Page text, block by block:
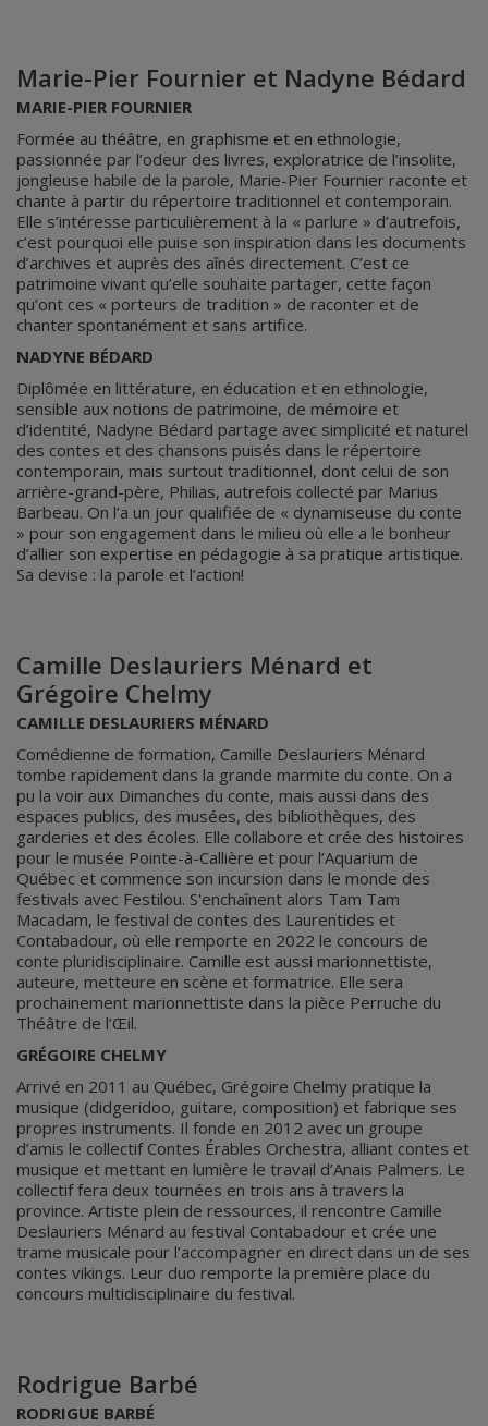
Marie-Pier Fournier et Nadyne Bédard
MARIE-PIER FOURNIER
Formée au théâtre, en graphisme et en ethnologie,
passionnée par l’odeur des livres, exploratrice de l’insolite,
jongleuse habile de la parole, Marie-Pier Fournier raconte et
chante à partir du répertoire traditionnel et contemporain.
Elle s’intéresse particulièrement à la « parlure » d’autrefois,
c’est pourquoi elle puise son inspiration dans les documents
d’archives et auprès des aînés directement. C’est ce
patrimoine vivant qu’elle souhaite partager, cette façon
qu’ont ces « porteurs de tradition » de raconter et de
chanter spontanément et sans artifice.
NADYNE BÉDARD
Diplômée en littérature, en éducation et en ethnologie,
sensible aux notions de patrimoine, de mémoire et
d’identité, Nadyne Bédard partage avec simplicité et naturel
des contes et des chansons puisés dans le répertoire
contemporain, mais surtout traditionnel, dont celui de son
arrière-grand-père, Philias, autrefois collecté par Marius
Barbeau. On l’a un jour qualifiée de « dynamiseuse du conte
» pour son engagement dans le milieu où elle a le bonheur
d’allier son expertise en pédagogie à sa pratique artistique.
Sa devise : la parole et l’action!
Camille Deslauriers Ménard et
Grégoire Chelmy
CAMILLE DESLAURIERS MÉNARD
Comédienne de formation, Camille Deslauriers Ménard
tombe rapidement dans la grande marmite du conte. On a
pu la voir aux Dimanches du conte, mais aussi dans des
espaces publics, des musées, des bibliothèques, des
garderies et des écoles. Elle collabore et crée des histoires
pour le musée Pointe-à-Callière et pour l’Aquarium de
Québec et commence son incursion dans le monde des
festivals avec Festilou. S'enchaînent alors Tam Tam
Macadam, le festival de contes des Laurentides et
Contabadour, où elle remporte en 2022 le concours de
conte pluridisciplinaire. Camille est aussi marionnettiste,
auteure, metteure en scène et formatrice. Elle sera
prochainement marionnettiste dans la pièce Perruche du
Théâtre de l’Œil.
GRÉGOIRE CHELMY
Arrivé en 2011 au Québec, Grégoire Chelmy pratique la
musique (didgeridoo, guitare, composition) et fabrique ses
propres instruments. Il fonde en 2012 avec un groupe
d’amis le collectif Contes Érables Orchestra, alliant contes et
musique et mettant en lumière le travail d’Anais Palmers. Le
collectif fera deux tournées en trois ans à travers la
province. Artiste plein de ressources, il rencontre Camille
Deslauriers Ménard au festival Contabadour et crée une
trame musicale pour l’accompagner en direct dans un de ses
contes vikings. Leur duo remporte la première place du
concours multidisciplinaire du festival.
Rodrigue Barbé
RODRIGUE BARBÉ